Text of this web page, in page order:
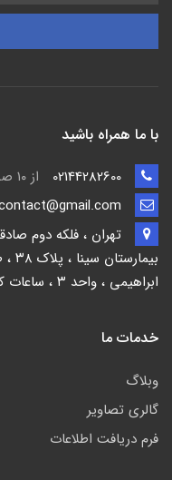
با ما همراه باشید
از ۱۰ صبح تا 9 شب
تهران ، فلکه دوم
ابراهیمی ، واحد ۳ ، ساعات کار فروشگاه : 9 صبح تا 10 شب
خدمات ما
وبلاگ
گالری تصاویر
فرم دریافت اطلاعات